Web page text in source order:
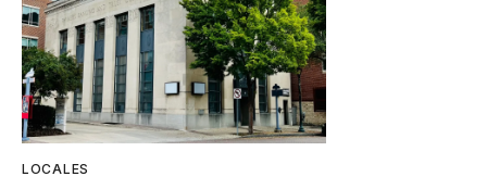
LOCALES